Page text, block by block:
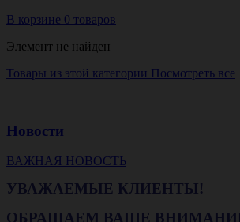
В корзине 0 товаров
Элемент не найден
Товары из этой категории Посмотреть все
Новости
ВАЖНАЯ НОВОСТЬ
УВАЖАЕМЫЕ КЛИЕНТЫ!
ОБРАЩАЕМ ВАШЕ